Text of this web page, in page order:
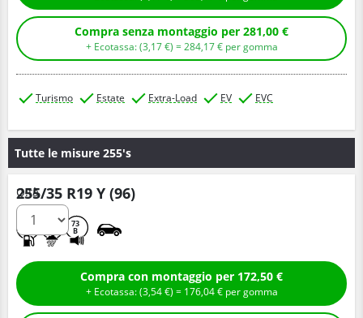
Compra senza montaggio per 281,00 €
+ Ecotassa: (3,17€ ) =284,17€ per gomma
Turismo Estate Extra-Load EV EVC
Tutte le misure 255's
255/35 R19 Y (96)
73
B
Q.tà
Compra con montaggio per 172,50 €
+ Ecotassa: (3,54€ ) = 176,04€ per gomma